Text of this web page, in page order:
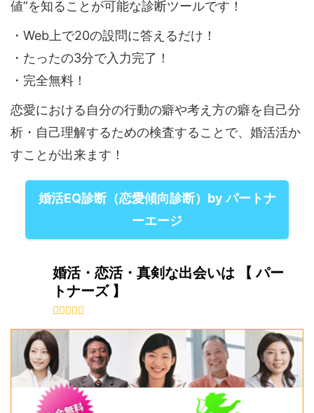
値”を知ることが可能な診断ツールです！
・Web上で20の設問に答えるだけ！
・たったの3分で入力完了！
・完全無料！
恋愛における自分の行動の癖や考え方の癖を自己分
析・自己理解するための検査することで、婚活活か
すことが出来ます！
婚活EQ診断（恋愛傾向診断）by パートナ
ーエージ
婚活・恋活・真剣な出会いは 【 パー
トナーズ 】